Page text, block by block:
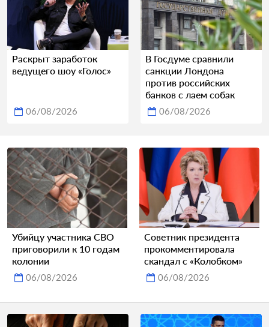
Раскрыт заработок
ведущего шоу «Голос»
06/08/2026
В Госдуме сравнили
санкции Лондона
против российских
банков с лаем собак
06/08/2026
Убийцу участника СВО
приговорили к 10 годам
колонии
06/08/2026
Советник президента
прокомментировала
скандал с «Колобком»
06/08/2026